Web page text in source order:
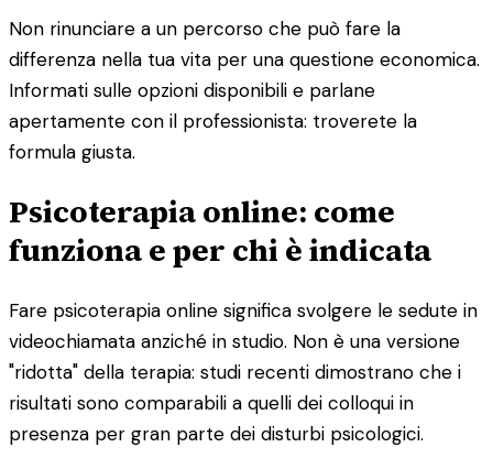
Non rinunciare a un percorso che può fare la
differenza nella tua vita per una questione economica.
Informati sulle opzioni disponibili e parlane
apertamente con il professionista: troverete la
formula giusta.
Psicoterapia online: come
funziona e per chi è indicata
Fare psicoterapia online significa svolgere le sedute in
videochiamata anziché in studio. Non è una versione
"ridotta" della terapia: studi recenti dimostrano che i
risultati sono comparabili a quelli dei colloqui in
presenza per gran parte dei disturbi psicologici.